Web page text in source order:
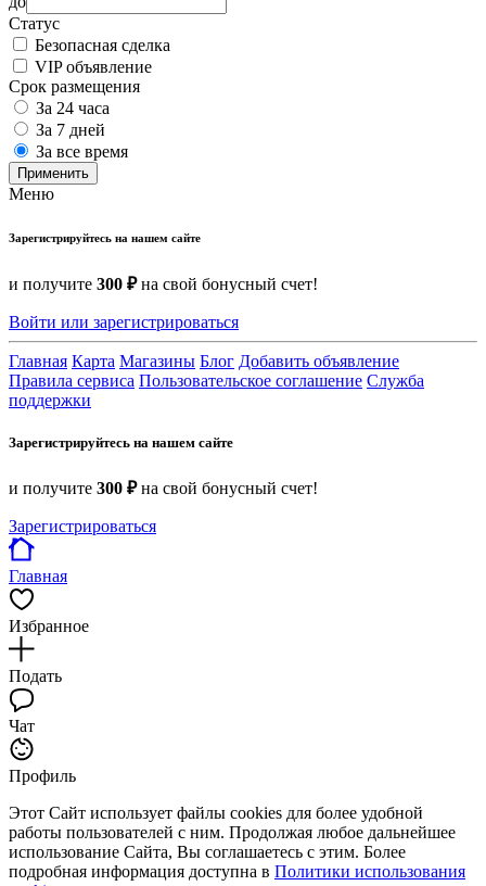
Статус
Безопасная сделка
VIP объявление
Срок размещения
За 24 часа
За 7 дней
За все время
Применить
Меню
Зарегистрируйтесь на нашем сайте
и получите 300 ₽на свой бонусный счет!
Войти или зарегистрироваться
Главная Карта Магазины Блог Добавить объявление
Правила сервиса Пользовательское соглашение Служба
поддержки
Зарегистрируйтесь на нашем сайте
и получите 300 ₽на свой бонусный счет!
Зарегистрироваться
Главная
Избранное
Подать
Чат
Профиль
Этот Сайт использует файлы cookies для более удобной
работы пользователей с ним. Продолжая любое дальнейшее
использование Сайта, Вы соглашаетесь с этим. Более
подробная информация доступна в Политики использования